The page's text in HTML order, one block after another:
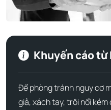
Khuyến cáo từ
Để phòng tránh nguy cơ
giả, xách tay, trôi nổi